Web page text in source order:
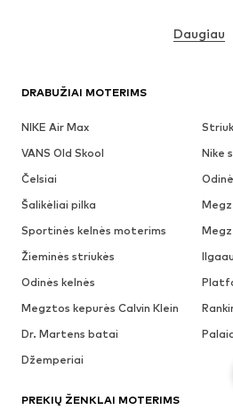
DRABUŽIAI MOTERIMS
NIKE Air Max
VANS Old Skool
Nike
Čelsiai
Šalikėliai pilka
Sportinės kelnės moterims
Žieminės striukės
Odinės kelnės
Megztos kepurės Calvin Klein
Dr. Martens batai
Džemperiai
PREKIŲ ŽENKLAI MOTERIMS
Daugiau